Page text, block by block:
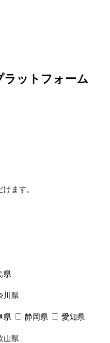
ラットフォーム
ます。
県
川県
県 静岡県
愛知県
山県